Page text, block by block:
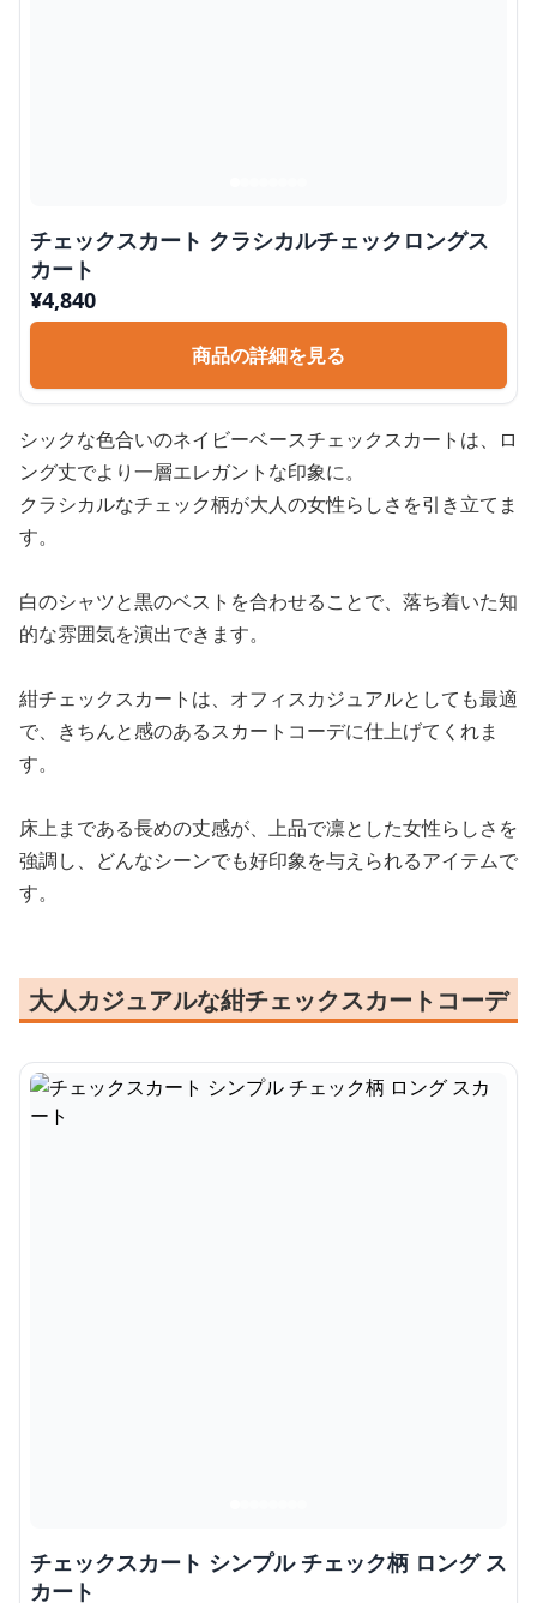
チェックスカート クラシカルチェックロングス
カート
¥4,840
商品の詳細を見る
シックな色合いのネイビーベースチェックスカートは、ロ
ング丈でより一層エレガントな印象に。
クラシカルなチェック柄が大人の女性らしさを引き立てま
す。
白のシャツと黒のベストを合わせることで、落ち着いた知
的な雰囲気を演出できます。
紺チェックスカートは、オフィスカジュアルとしても最適
で、きちんと感のあるスカートコーデに仕上げてくれま
す。
床上まである長めの丈感が、上品で凛とした女性らしさを
強調し、どんなシーンでも好印象を与えられるアイテムで
す。
大人カジュアルな紺チェックスカートコーデ
チェックスカート シンプル チェック柄 ロング ス
カート